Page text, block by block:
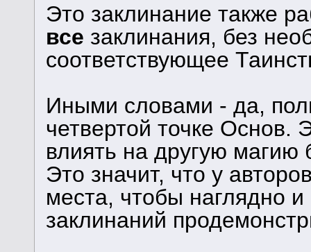
Это заклинание также
все заклинания, без
соответствующее
Иными словами - да,
четвертой точке Основ.
влиять на другую магию
Это значит, что у
места, чтобы наглядно
заклинаний